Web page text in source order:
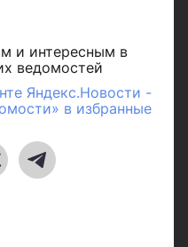
и интересным в
ведомостей
Яндекс.Новости -
в избранные